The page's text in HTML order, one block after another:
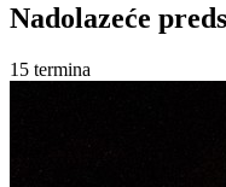
Nadolazeće
15 termina